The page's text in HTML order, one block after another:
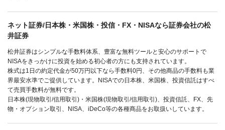
ネット証券/日本株・米国株・投信・FX・NISAなら証券会社の松
井証券
松井証券はシンプルな手数料体系、豊富な無料ツールと安心のサポートで
NISAをきっかけに投資を始める初心者の方にも支持されています。
株式は1日の約定代金が50万円以下なら手数料0円、その他商品の手数料も業
界最安水準でご提供しています。NISAでの日本株、米国株、投資信託はすべ
て売買手数料が無料です。
日本株(現物取引/信用取引)・米国株(現物取引/信用取引)、投資信託、FX、先
物・オプション取引、NISA、iDeCo等の各種商品をお取扱いしています。